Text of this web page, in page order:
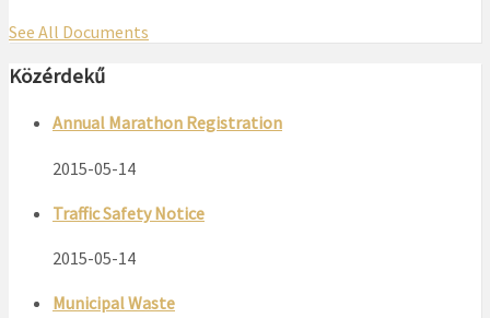
See All Documents
Közérdekű
Annual Marathon Registration
2015-05-14
Traffic Safety Notice
2015-05-14
Municipal Waste